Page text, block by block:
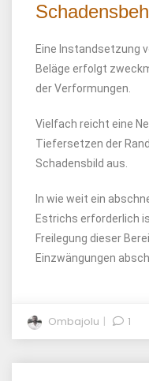
Eine Instandsetzung
Beläge erfolgt
der Verformungen.
Vielfach reicht eine
Tiefersetzen der
Schadensbild aus.
In wie weit ein
Estrichs erforderlich
Freilegung dieser
Einzwängungen
Ombajolu 1